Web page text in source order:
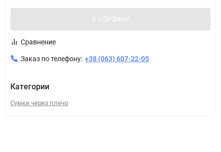
В КОРЗИНУ
Сравнение
Заказ по телефону: +38 (063) 607-22-05
Категории
Сумки через плечо